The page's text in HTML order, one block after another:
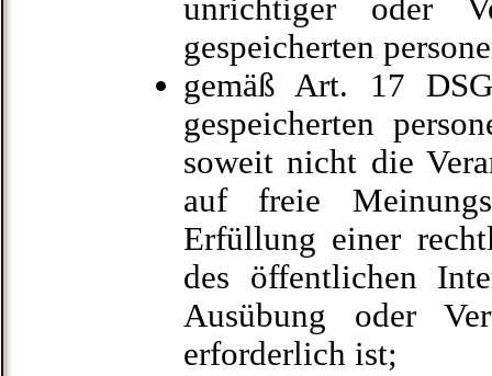
unrichtiger oder
gespeicherten
gemäß Art. 17
gespeicherten
soweit nicht die
auf freie
Erfüllung einer
des öffentlichen
Ausübung oder
erforderlich ist;